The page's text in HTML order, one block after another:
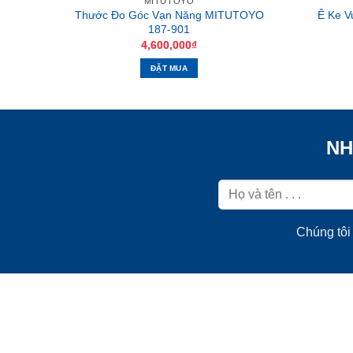
Thước Đo Góc Vạn Năng MITUTOYO
187-901
4,600,000₫
ĐẶT MUA
Ê Ke
Chúng